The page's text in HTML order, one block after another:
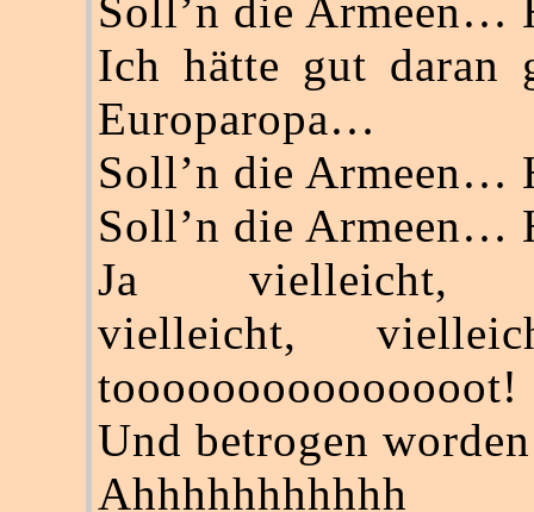
Soll’n die Armeen…
Ich hätte gut daran
Europaropa…
Soll’n die Armeen…
Soll’n die Armeen…
Ja vielleicht,
vielleicht,
tooooooooooooooot!
Und betrogen
Ahhhhhhhhhhh